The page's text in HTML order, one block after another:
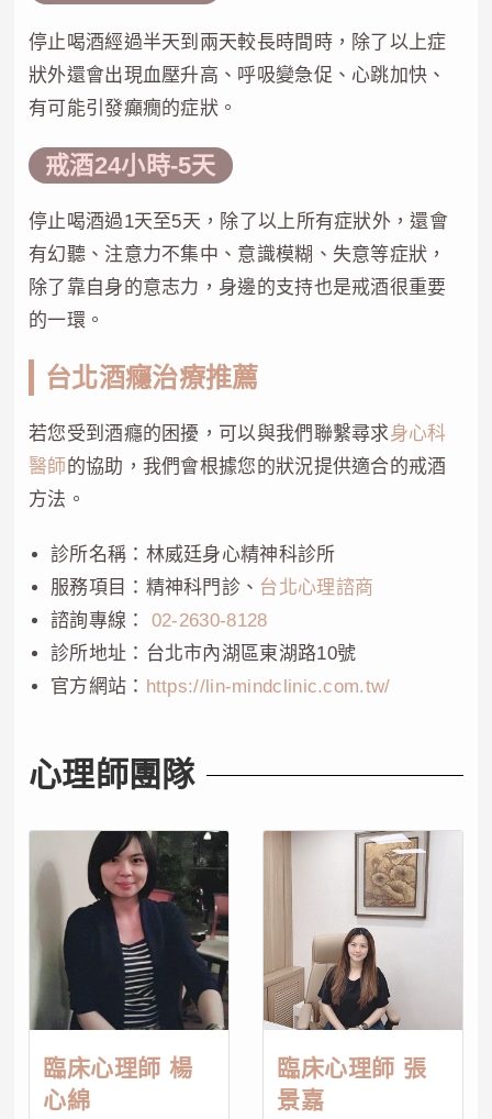
停止喝酒經過半天到兩天較長時間時，除了以上症
狀外還會出現血壓升高、呼吸變急促、心跳加快、
有可能引發癲癇的症狀。
戒酒24小時-5天
停止喝酒過1天至5天，除了以上所有症狀外，還會
有幻聽、注意力不集中、意識模糊、失意等症狀，
除了靠自身的意志力，身邊的支持也是戒酒很重要
的一環。
台北酒癮治療推薦
若您受到酒癮的困擾，可以與我們聯繫尋求身心科
醫師 的協助，我們會根據您的狀況提供適合的戒酒
方法。
診所名稱：林威廷身心精神科診所
服務項目：精神科門診、 台北心理諮商
諮詢專線： 02-2630-8128
診所地址：台北市內湖區東湖路10號
官方網站： https://lin-mindclinic.com.tw/
心理師團隊
臨床心理師 楊
心綿
臨床心理師 張
景嘉